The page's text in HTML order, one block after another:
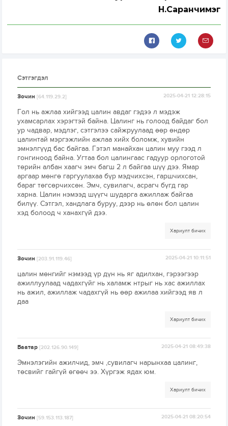
Н.Саранчимэг
Сэтгэгдэл
Зочин[64.119.29.2] 2025-04-21 12:28:15
Гол нь ажлаа хийгээд цалин авдаг гэдээ л мэдэж
ухамсарлах хэрэгтэй байна. Цалинг нь голоод байдаг бол
ур чадвар, мэдлэг, сэтгэлээ сайжруулаад өөр өндөр
цалинтай мэргэжлийн ажлаа хийх боломж, хувийн
эмнэлгүүд бас байгаа. Гэтэл манайхан цалин муу гээд л
гонгиноод байна. Угтаа бол цалингаас гадуур орлоготой
төрийн албан хаагч эмч багш 2 л байгаа шүү дээ. Ямар
аргаар мөнгө гаргуулахаа бүр мэдчихсэн, гаршчихсан,
бараг төгсөрчихсөн. Эмч, сувилагч, асрагч бүгд гар
харна. Цалин нэмээд шүүгч шударга ажиллаж байгаа
билүү. Сэтгэл, хандлага буруу, дээр нь өлөн бол цалин
хэд болоод ч ханахгүй дээ.
Хариулт бичих
Зочин[203.91.119.46] 2025-04-21 10:11:51
цалин мөнгийг нэмээд үр дүн нь яг адилхан, гэрээгээр
ажиллуулаад чадахгүйг нь халамж нтрыг нь хас ажиллах
нь ажил, ажиллаж чадахгүй нь өөр ажилаа хийгээд яв л
даа
Хариулт бичих
Баатар[202.126.90.149] 2025-04-21 08:49:38
Эмнэлэгийн ажилчид, эмч ,сувилагч нарынхаа цалинг,
төсвийг гайгүй өгөөч ээ. Хүргэж ядах юм.
Хариулт бичих
Зочин[59.153.113.187] 2025-04-21 08:20:54